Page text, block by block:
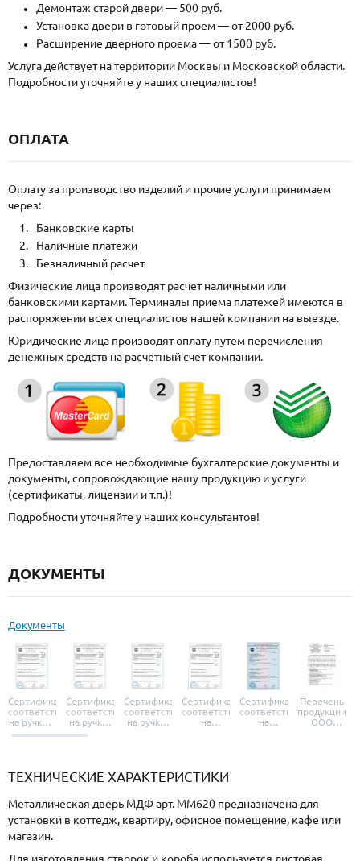
Демонтаж старой двери — 500 руб.
Установка двери в готовый проем — от 2000 руб.
Расширение дверного проема — от 1500 руб.
Услуга действует на территории Москвы и Московской области.
Подробности уточняйте у наших специалистов!
ОПЛАТА
Оплату за производство изделий и прочие услуги принимаем
через:
Банковские карты
Наличные платежи
Безналичный расчет
Физические лица производят расчет наличными или
банковскими картами. Терминалы приема платежей имеются в
распоряжении всех специалистов нашей компании на выезде.
Юридические лица производят оплату путем перечисления
денежных средств на расчетный счет компании.
Предоставляем все необходимые бухгалтерские документы и
документы, сопровождающие нашу продукцию и услуги
(сертификаты, лицензии и т.п.)!
Подробности уточняйте у наших консультантов!
ДОКУМЕНТЫ
Документы
Сертификат
соответствия
на ручки и
броненакладки
Сертификат
соответствия
на ручки-
защелки
Сертификат
соответствия
на ручки-
Сертификат
соответствия
на
Сертификат
соответствия
на
Перечень
продукции
ООО
ТЕХНИЧЕСКИЕ ХАРАКТЕРИСТИКИ
Металлическая дверь МДФ арт. ММ620 предназначена для
установки в коттедж, квартиру, офисное помещение, кафе или
магазин.